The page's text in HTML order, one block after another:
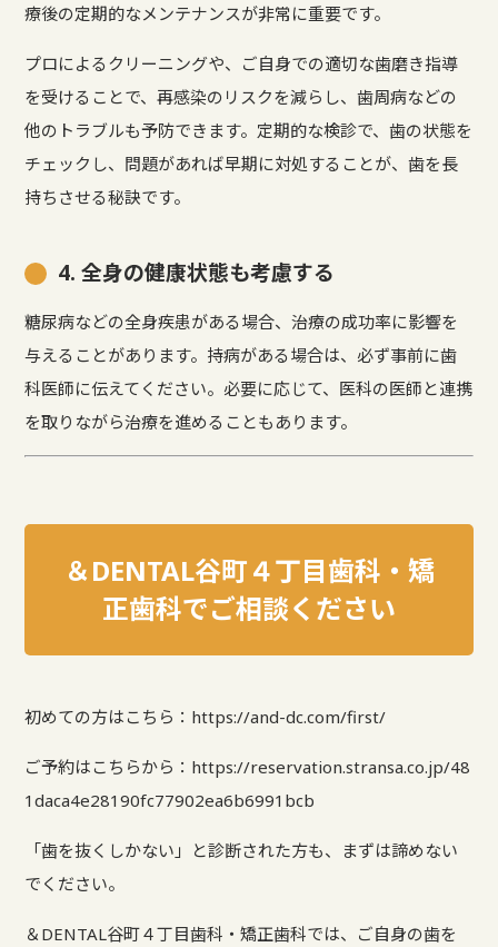
療後の定期的なメンテナンスが非常に重要です。
プロによるクリーニングや、ご自身での適切な歯磨き指導
を受けることで、再感染のリスクを減らし、歯周病などの
他のトラブルも予防できます。定期的な検診で、歯の状態を
チェックし、問題があれば早期に対処することが、歯を長
持ちさせる秘訣です。
4. 全身の健康状態も考慮する
糖尿病などの全身疾患がある場合、治療の成功率に影響を
与えることがあります。持病がある場合は、必ず事前に歯
科医師に伝えてください。必要に応じて、医科の医師と連携
を取りながら治療を進めることもあります。
＆DENTAL谷町４丁目歯科・矯
正歯科でご相談ください
初めての方はこちら： https://and-dc.com/first/
ご予約はこちらから： https://reservation.stransa.co.jp/48
1daca4e28190fc77902ea6b6991bcb
「歯を抜くしかない」と診断された方も、まずは諦めない
でください。
＆DENTAL谷町４丁目歯科・矯正歯科では、ご自身の歯を